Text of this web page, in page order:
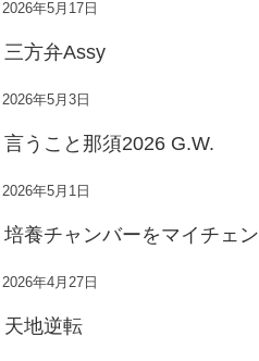
2026年5月17日
三方弁Assy
2026年5月3日
言うこと那須2026 G.W.
2026年5月1日
培養チャンバーをマイチェン
2026年4月27日
天地逆転